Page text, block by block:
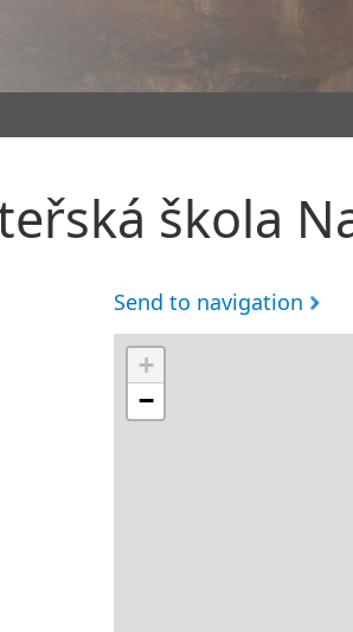
škola
Send to navigation
+
−